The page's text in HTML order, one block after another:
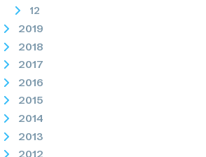
12
2019
2018
2017
2016
2015
2014
2013
2012